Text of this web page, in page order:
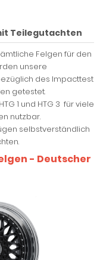
Teilegutachten
Felgen für den
unsere
des Impacttest
getestet.
1 und HTG 3 für viele
nutzbar.
selbstverständlich
- Deutscher